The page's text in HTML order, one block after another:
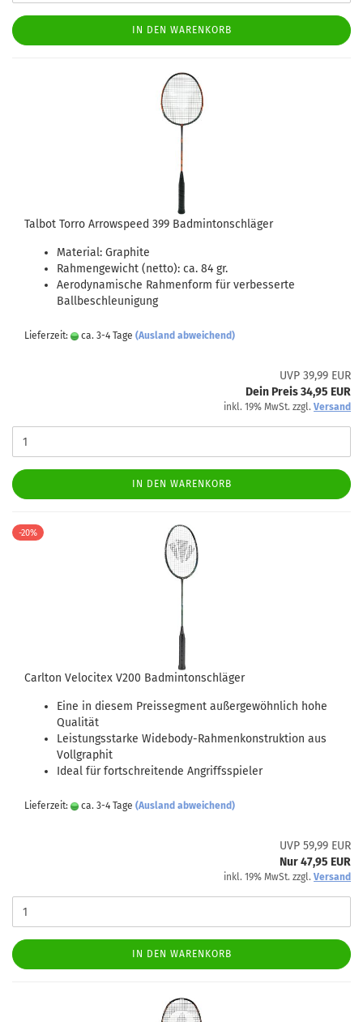
IN DEN WARENKORB
Talbot Torro Arrowspeed 399 Badmintonschläger
Material: Graphite
Rahmengewicht (netto): ca. 84 gr.
Aerodynamische Rahmenform für verbesserte
Ballbeschleunigung
Lieferzeit: ca. 3-4 Tage (Ausland abweichend)
UVP 39,99 EUR
Dein Preis 34,95 EUR
inkl. 19% MwSt. zzgl. Versand
IN DEN WARENKORB
-20%
Carlton Velocitex V200 Badmintonschläger
Eine in diesem Preissegment außergewöhnlich hohe
Qualität
Leistungsstarke Widebody-Rahmenkonstruktion aus
Vollgraphit
Ideal für fortschreitende Angriffsspieler
Lieferzeit: ca. 3-4 Tage (Ausland abweichend)
UVP 59,99 EUR
Nur 47,95 EUR
inkl. 19% MwSt. zzgl. Versand
IN DEN WARENKORB